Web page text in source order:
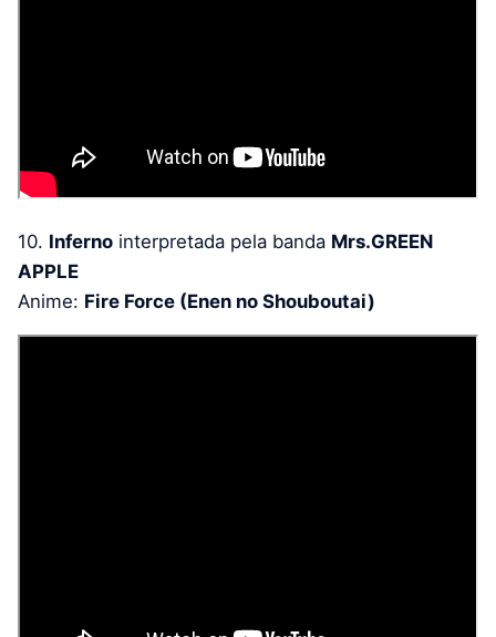
10. Inferno interpretada pela banda Mrs.GREEN
APPLE
Anime: Fire Force (Enen no Shouboutai)